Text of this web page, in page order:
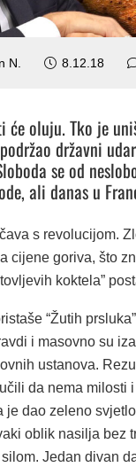
N. 8.12.18
će oluju. Tko je
državni
se od
ali danas u
s revolucijom.
cijene goriva, što
koktela”
“Žutih
i masovno su
ustanova.
da nema milosti
je dao zeleno
oblik nasilja bez
Jedan divan